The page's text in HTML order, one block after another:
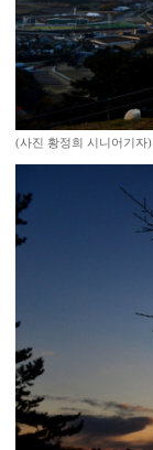
(사진 황정희 시니어기자)